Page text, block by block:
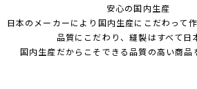
安心の国内生産
日本のメーカーにより国内生産にこだわって作
品質にこだわり、縫製はすべて日
国内生産だからこそできる品質の高い商品